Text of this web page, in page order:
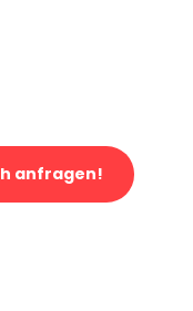
anfragen!